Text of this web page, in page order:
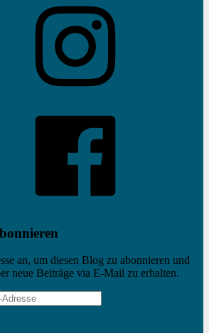
an, um diesen Blog zu abonnieren und
neue Beiträge via E-Mail zu erhalten.